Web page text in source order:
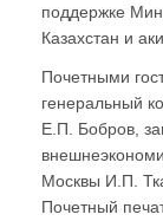
поддержке
Казахстан и
Почетными
генеральный
Е.П. Бобров,
Москвы И.П.
Почетный